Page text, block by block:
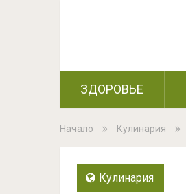
ЗДОРОВЬЕ
Начало Кулинария
Кулинария